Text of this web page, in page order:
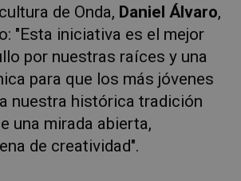
de Onda, Daniel Álvaro,
"Esta iniciativa es el mejor
por nuestras raíces y una
para que los más jóvenes
nuestra histórica tradición
una mirada abierta,
de creatividad".